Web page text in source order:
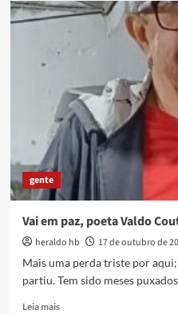
Galpão
Sustentável
e
Festival
Mate
Com
Angu
Cinema
gente
Vai em paz, poeta Valdo
heraldo hb 17 de outubro de
Mais uma perda triste por
partiu. Tem sido meses
Leia maisRead